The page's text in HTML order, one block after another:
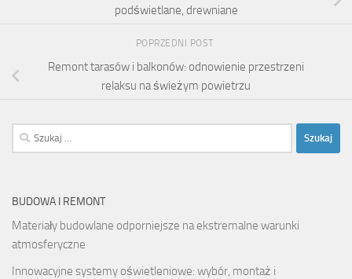
podświetlane, drewniane
POPRZEDNI POST
Remont tarasów i balkonów: odnowienie przestrzeni
relaksu na świeżym powietrzu
Szukaj:
BUDOWA I REMONT
Materiały budowlane odporniejsze na ekstremalne warunki
atmosferyczne
Innowacyjne systemy oświetleniowe: wybór, montaż i